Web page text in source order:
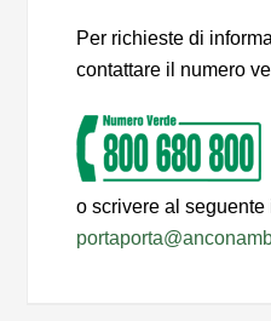
Per richieste di
contattare il numero
o scrivere al